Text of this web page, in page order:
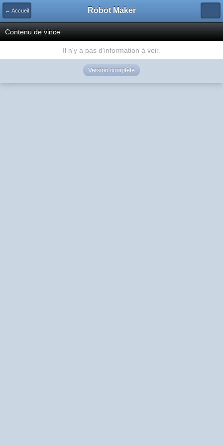
← Accueil Robot Maker
Contenu de vince
Il n'y a pas d'information à voir.
Version complète